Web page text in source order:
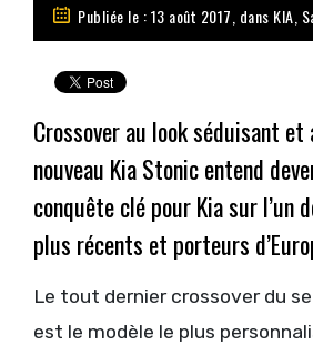
Publiée le : 13 août 2017, dans KIA
Crossover au look séduisant et
nouveau Kia Stonic entend
conquête clé pour Kia sur l’un
plus récents et porteurs
Le tout dernier crossover du
est le modèle le plus